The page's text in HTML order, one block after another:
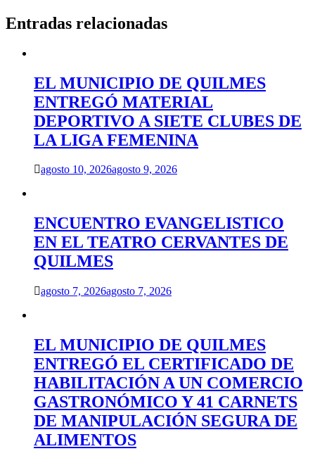
Entradas relacionadas
EL MUNICIPIO DE QUILMES
ENTREGÓ MATERIAL
DEPORTIVO A SIETE CLUBES DE
LA LIGA FEMENINA
agosto 10, 2026agosto 9, 2026
ENCUENTRO EVANGELISTICO
EN EL TEATRO CERVANTES DE
QUILMES
agosto 7, 2026agosto 7, 2026
EL MUNICIPIO DE QUILMES
ENTREGÓ EL CERTIFICADO DE
HABILITACIÓN A UN COMERCIO
GASTRONÓMICO Y 41 CARNETS
DE MANIPULACIÓN SEGURA DE
ALIMENTOS